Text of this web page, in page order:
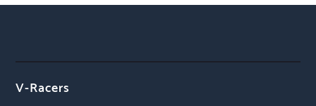
V-Racers